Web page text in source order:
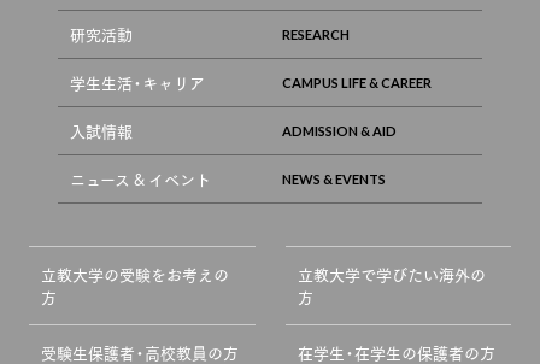
研究活動
学生生活・キャリア
入試情報
ニュース & イベント
立教大学の受験をお考えの
方
立教大学で学びたい海外の
方
受験生保護者・高校教員の方 在学生・在学生の保護者の方